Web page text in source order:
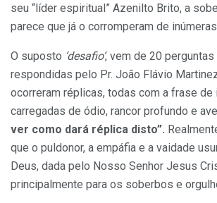
seu “líder espiritual” Azenilto Brito, a
parece que já o corromperam de
O suposto ‘desafio’, vem de 20
respondidas pelo Pr. João Flávio
ocorreram réplicas, todas com a frase de
carregadas de ódio, rancor profundo e
ver como dará réplica disto”.
que o puldonor, a empáfia e a vaidade
Deus, dada pelo Nosso Senhor Jesus
principalmente para os soberbos e